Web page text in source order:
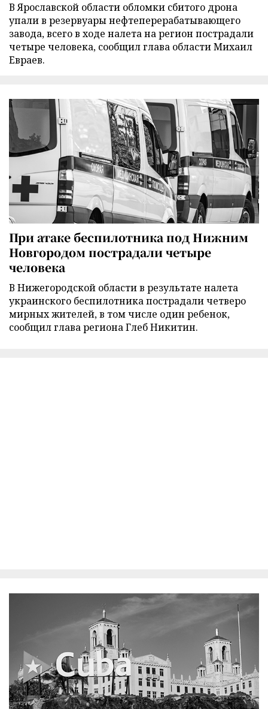
В Ярославской области обломки сбитого дрона
упали в резервуары нефтеперерабатывающего
завода, всего в ходе налета на регион пострадали
четыре человека, сообщил глава области Михаил
Евраев.
При атаке беспилотника под Нижним
Новгородом пострадали четыре
человека
В Нижегородской области в результате налета
украинского беспилотника пострадали четверо
мирных жителей, в том числе один ребенок,
сообщил глава региона Глеб Никитин.